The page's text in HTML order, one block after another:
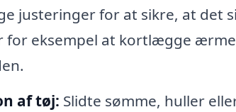
justeringer for at sikre, at det
for eksempel at kortlægge
af tøj: Slidte sømme, huller